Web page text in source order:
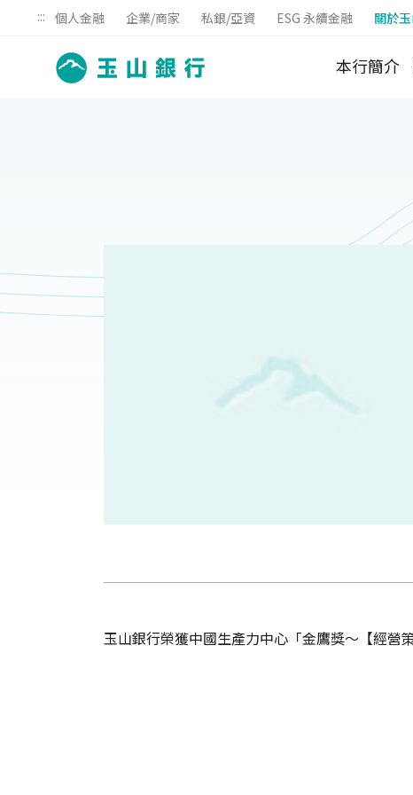
::: 個人金融 企業/商家 私銀/亞資 ESG 永續金融 關於
本行簡介
玉山銀行榮獲中國生產力中心「金鷹獎～【經營